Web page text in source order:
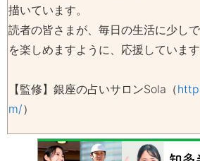
描いています。
読者の皆さまが、毎日の生活に少し
を楽しめますように、応援しています
【監修】銀座の占いサロンSola（
m/）